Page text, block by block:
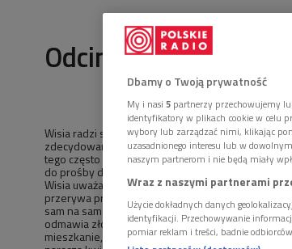
Odcinek nr: 2470
Wisia radzi się Stacha w sprawie podpisu pod
zdecydowanie nie popiera pomysłu Edzia,
tego często ostatnio zagląda do kieliszka. Wisia
do prośby dozorcy. Małżonkowie poruszają także
Wisia uważa, że Polacy są niedoinformowani i nie
przerywa przyjście dozorcy. Stach, pod
sam na sam z dozorcą. Wisia czuje się
odmawia złożenia podpisu pod wnioskiem
mieszkanie, w którym za chwilę pojawiają się Kasia
Dbamy o Twoją prywatność
My i nasi 5 partnerzy przechowujemy
identyfikatory w plikach cookie w celu
wybory lub zarządzać nimi, klikając
uzasadnionego interesu lub w
naszym partnerom i nie będą miały
Wraz z naszymi partnerami
Użycie dokładnych danych
identyfikacji. Przechowywanie
pomiar reklam i treści, badnie